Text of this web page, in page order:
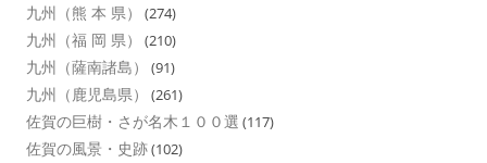
九州（熊 本 県） (274)
九州（福 岡 県） (210)
九州（薩南諸島） (91)
九州（鹿児島県） (261)
佐賀の巨樹・さが名木１００選 (117)
佐賀の風景・史跡(102)